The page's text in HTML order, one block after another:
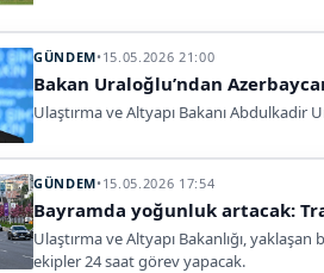
GÜNDEM•15.05.2026 21:00
Bakan Uraloğlu’ndan
Ulaştırma ve Altyapı Bakanı Abdulkadir
GÜNDEM•15.05.2026 17:54
Bayramda yoğunluk artacak:
Ulaştırma ve Altyapı Bakanlığı,
ekipler 24 saat görev yapacak.